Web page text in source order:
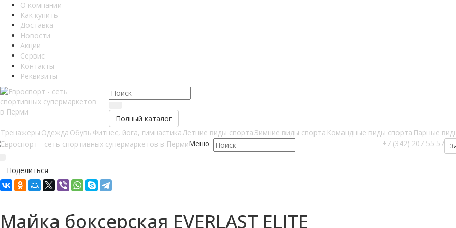
О компании
Как купить
Доставка
Новости
Акции
Сервис
Контакты
Реквизиты
Полный каталог
Тренажеры Одежда Обувь Фитнес, йога, гимнастикаЛетние виды спорта Зимние виды спорта Командные виды спорта Парные
Меню
+7 (342) 207 55 57
Поделиться
Майка боксерская EVERLAST ELITE